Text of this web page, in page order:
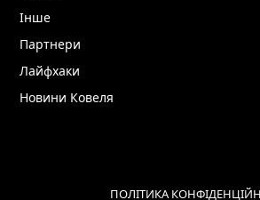
Інше
Партнери
Лайфхаки
Новини Ковеля
ПОЛІТИКА